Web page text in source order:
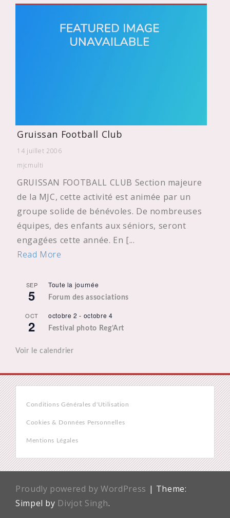
Gruissan Football Club
14 juillet 2006
mjcmulti
GRUISSAN FOOTBALL CLUB Section majeure
de la MJC, cette activité est animée par un
groupe solide de bénévoles. De nombreuses
équipes, des enfants aux séniors, seront
engagées cette année. En [...
Read More
SEP
5
Toute la journée
Forum des associations
OCT
2
octobre 2 - octobre 4
Festival photo Reg’Art
Voir le calendrier
Conditions Générales d'Utilisation
Cookies & Données Personnelles
Mentions Légales
Proudly powered by WordPress | Theme:
Simpel by Divjot Singh.